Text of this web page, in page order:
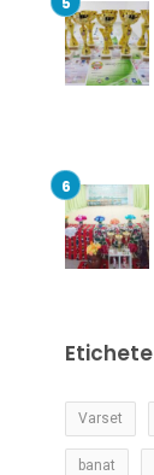
Etichete
Varset
banat